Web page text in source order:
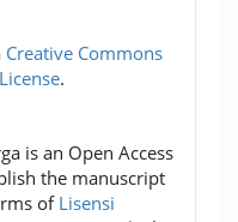
Creative Commons
.
is an Open Access
the manuscript
of Lisensi